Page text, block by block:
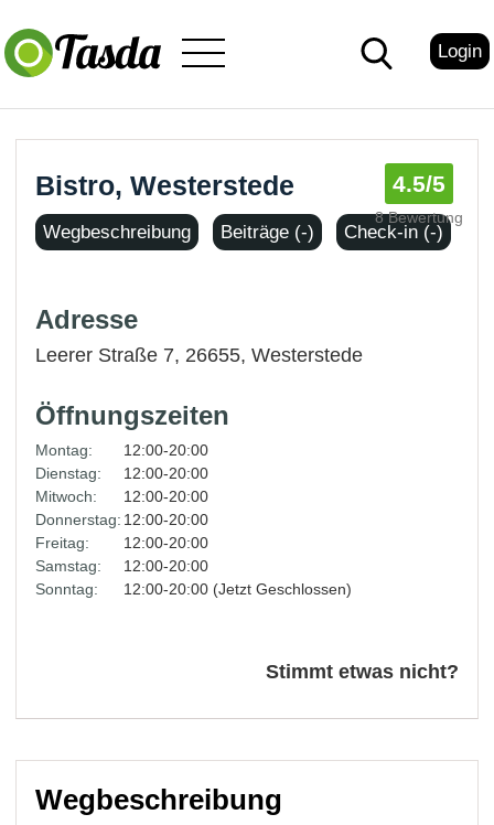
Login
Bistro, Westerstede 4.5/5
8 Bewertung
Wegbeschreibung Beiträge (-) Check-in (-)
Adresse
Leerer Straße 7, 26655,Westerstede
Öffnungszeiten
Montag:
12:00-20:00
Dienstag:
12:00-20:00
Mitwoch:
12:00-20:00
Donnerstag: 12:00-20:00
Freitag:
12:00-20:00
Samstag:
12:00-20:00
Sonntag:
12:00-20:00 (Jetzt Geschlossen)
Stimmt etwas nicht?
Wegbeschreibung